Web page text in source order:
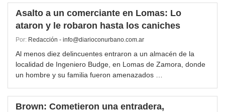
Asalto a un comerciante en Lomas: Lo
ataron y le robaron hasta los caniches
Por: Redacción - info@diarioconurbano.com.ar
Al menos diez delincuentes entraron a un almacén de la
localidad de Ingeniero Budge, en Lomas de Zamora, donde
un hombre y su familia fueron amenazados …
Brown: Cometieron una entradera,